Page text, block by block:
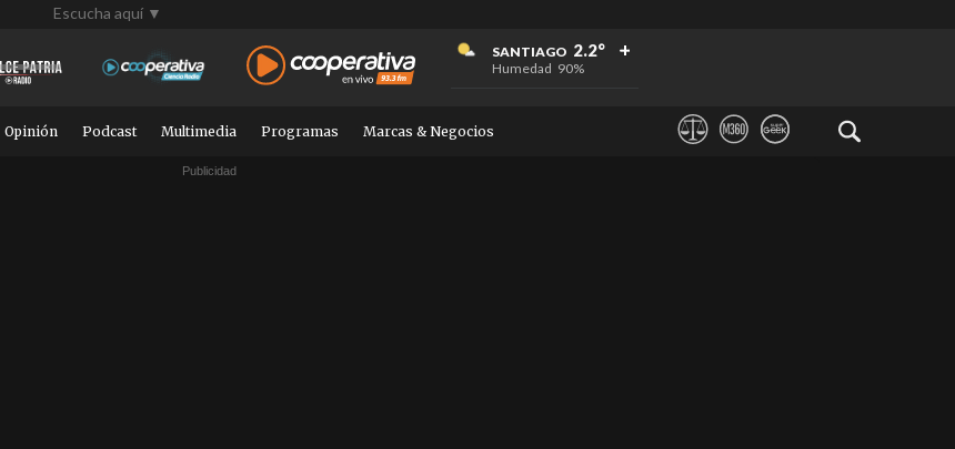
Escucha aquí ▼
SANTIAGO 2.2°
Humedad 90%
+
+
+
Opinión Podcast Multimedia Programas Marcas & Negocios